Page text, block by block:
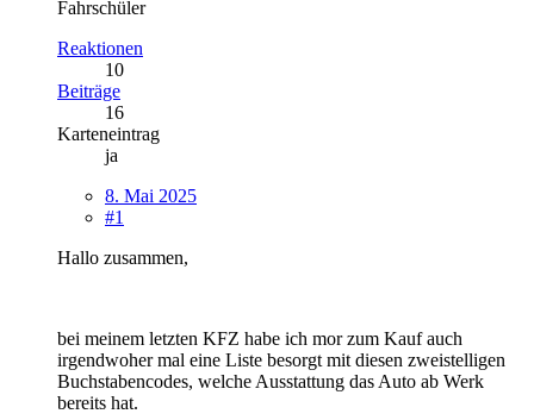
Fahrschüler
Reaktionen
10
Beiträge
16
Karteneintrag
ja
8. Mai 2025
#1
Hallo zusammen,
bei meinem letzten KFZ habe ich mor zum Kauf auch
irgendwoher mal eine Liste besorgt mit diesen zweistelligen
Buchstabencodes, welche Ausstattung das Auto ab Werk
bereits hat.